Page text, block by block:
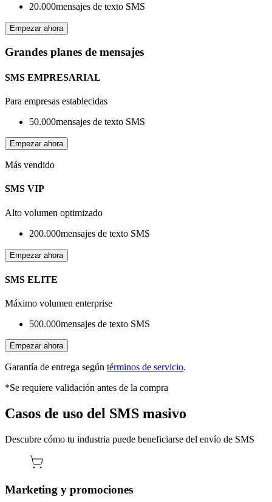
20.000mensajes de texto SMS
Empezar ahora
Grandes planes de mensajes
SMS EMPRESARIAL
Para empresas establecidas
50.000mensajes de texto SMS
Empezar ahora
Más vendido
SMS VIP
Alto volumen optimizado
200.000mensajes de texto SMS
Empezar ahora
SMS ELITE
Máximo volumen enterprise
500.000mensajes de texto SMS
Empezar ahora
Garantía de entrega según términos de servicio.
*Se requiere validación antes de la compra
Casos de uso del SMS masivo
Descubre cómo tu industria puede beneficiarse del envío de SMS
Marketing y promociones